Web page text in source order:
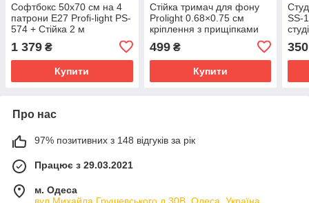
Софтбокс 50х70 см на 4
патрони E27 Profi-light PS-
574 + Стійка 2 м
1 379 ₴
Купити
Стійка тримач для фону
Prolight 0.68×0.75 см
кріплення з прищіпками
499₴
Купити
SS-
350
Про нас
97% позитивних з 148 відгуків за рік
Працює з 29.03.2021
м. Одеса
вул.Михайла Грушевського д.30В, Одеса, Україна